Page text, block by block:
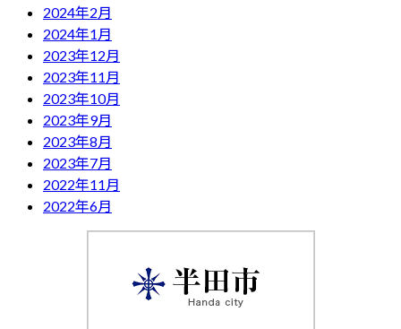
2024年2月
2024年1月
2023年12月
2023年11月
2023年10月
2023年9月
2023年8月
2023年7月
2022年11月
2022年6月